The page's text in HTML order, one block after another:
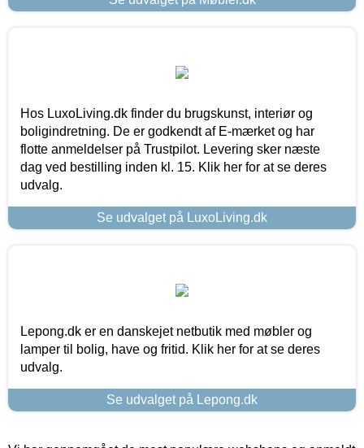
Hos LuxoLiving.dk finder du brugskunst, interiør og
boligindretning. De er godkendt af E-mærket og har
flotte anmeldelser på Trustpilot. Levering sker næste
dag ved bestilling inden kl. 15. Klik her for at se deres
udvalg.
Se udvalget på LuxoLiving.dk
Lepong.dk er en danskejet netbutik med møbler og
lamper til bolig, have og fritid. Klik her for at se deres
udvalg.
Se udvalget på Lepong.dk